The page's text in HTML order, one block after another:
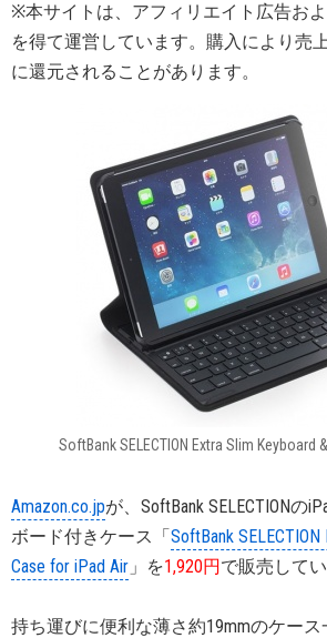
※本サイトは、アフィリエイト広告お
を得て運営しています。購入により売
に還元されることがあります。
SoftBank SELECTION Extra Slim Keyboard
Amazon.co.jpが、SoftBank SELECTIONの
ボード付きケース「SoftBank
Case for iPad Air 」を1,920円で販売してい
持ち運びに便利な薄さ約19mmのケー